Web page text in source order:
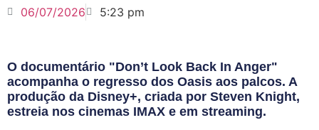
06/07/2026 5:23 pm
O documentário "Don’t Look Back In Anger"
acompanha o regresso dos Oasis aos palcos. A
produção da Disney+, criada por Steven Knight,
estreia nos cinemas IMAX e em streaming.